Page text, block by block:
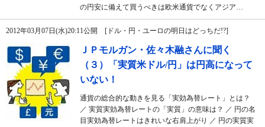
の円安に備えて買うべきは欧米通貨でなくアジア…
2012年03月07日(水)20:11公開 [ドル・円・ユーロの明日はどっちだ!?]
ＪＰモルガン・佐々木融さんに聞く
（３）「実質米ドル/円」は円高になって
いない！
通貨の総合的な動きを見る「実効為替レート」とは？
／ 実質実効為替レートの「実質」の意味は？ ／ 円の名
目実効為替レートはきれいな右肩上がり ／ 円の実質実